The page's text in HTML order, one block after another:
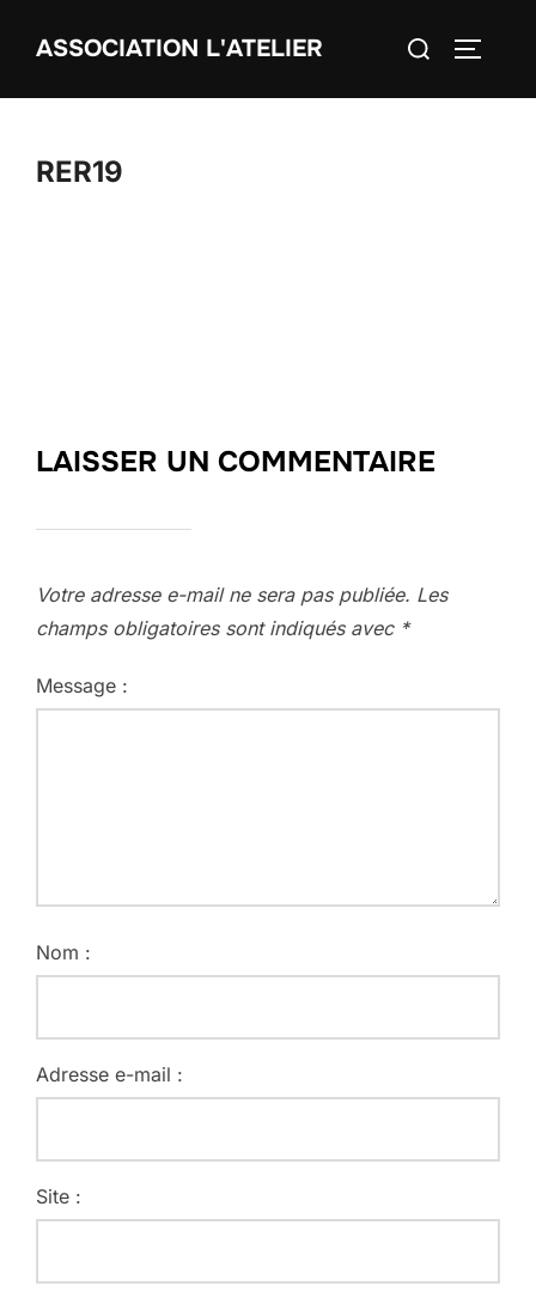
ASSOCIATION L'ATELIER Rechercher :
RER19
LAISSER UN COMMENTAIRE
Votre adresse e-mail ne sera pas publiée. Les
champs obligatoires sont indiqués avec *
Message :
Nom :
Adresse e-mail :
Site :